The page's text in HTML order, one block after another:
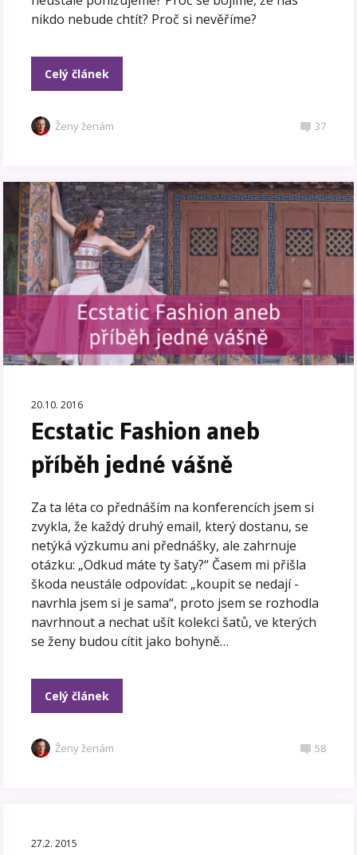
nikdo nebude chtít? Proč si nevěříme?
Celý článek
Ženy ženám 37
20.10. 2016
Ecstatic Fashion aneb
příběh jedné vášně
Za ta léta co přednáším na konferencích jsem si
zvykla, že každý druhý email, který dostanu, se
netýká výzkumu ani přednášky, ale zahrnuje
otázku: „Odkud máte ty šaty?“ Časem mi přišla
škoda neustále odpovídat: „koupit se nedají -
navrhla jsem si je sama“, proto jsem se rozhodla
navrhnout a nechat ušít kolekci šatů, ve kterých
se ženy budou cítit jako bohyně…
Celý článek
Ženy ženám 58
27.2. 2015